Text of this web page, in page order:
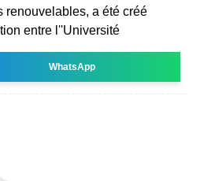
renouvelables, a été créé
entre l''Université
WhatsApp